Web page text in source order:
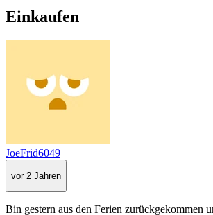
Einkaufen
JoeFrid6049
vor 2 Jahren
Bin gestern aus den Ferien zurückgekommen